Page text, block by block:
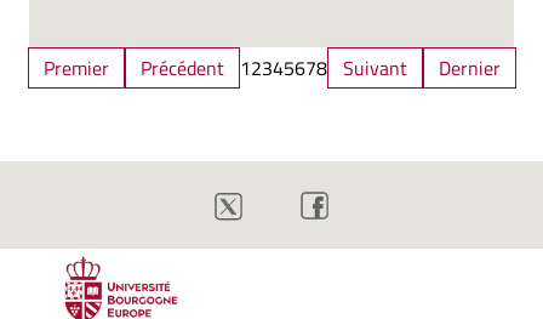
Premier Précédent 12345678 Suivant Dernier